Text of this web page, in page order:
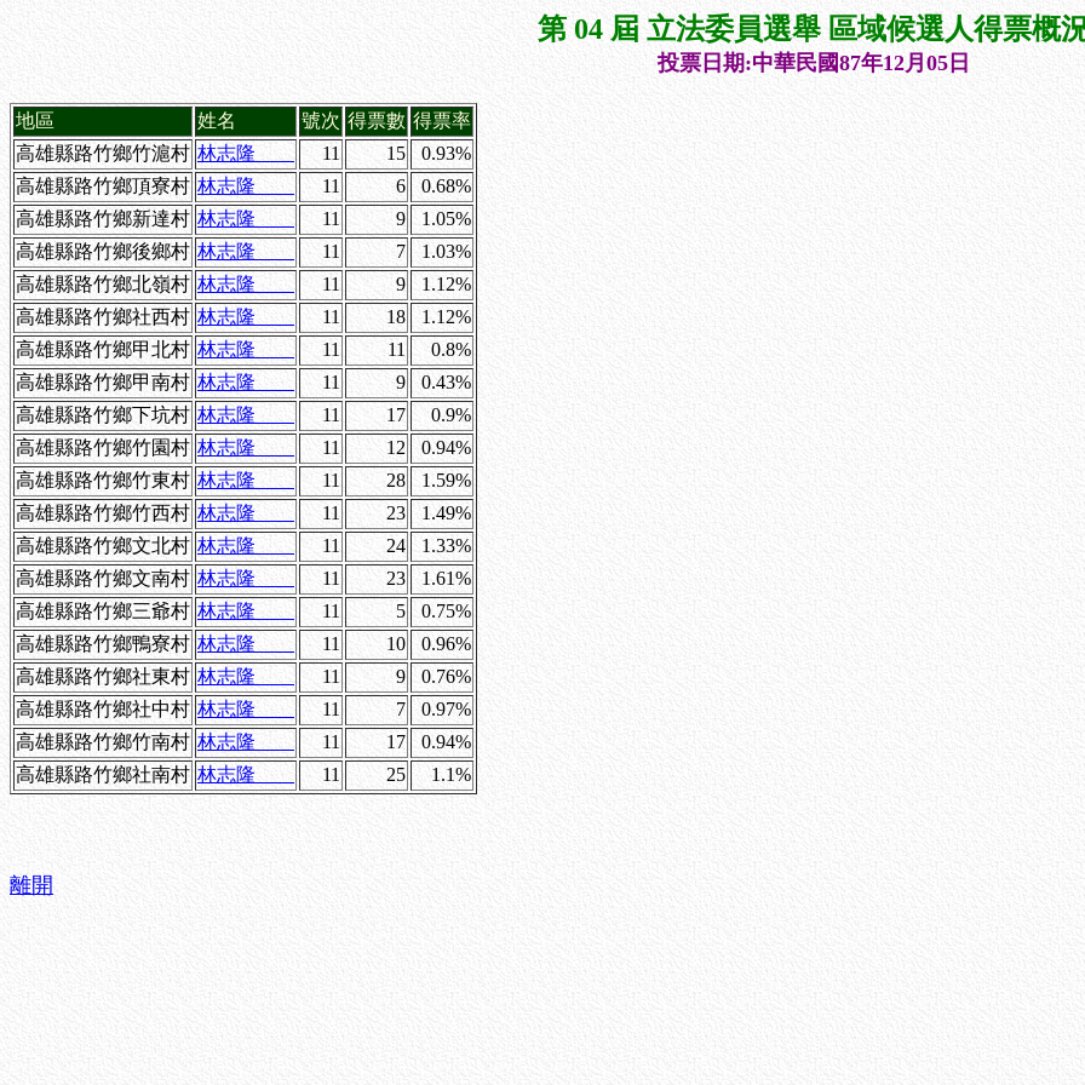
第 04 屆 立法委員選舉 區域候選人得票概
投票日期:中華民國87年12月05日
地區 姓名 號次 得票數 得票率
高雄縣路竹鄉竹滬村 林志隆 11 15
0.93%
高雄縣路竹鄉頂寮村 林志隆 11 6
0.68%
高雄縣路竹鄉新達村 林志隆 11 9
1.05%
高雄縣路竹鄉後鄉村 林志隆 11 7
1.03%
高雄縣路竹鄉北嶺村 林志隆 11 9
1.12%
高雄縣路竹鄉社西村 林志隆 11 18
1.12%
高雄縣路竹鄉甲北村 林志隆 11 11
0.8%
高雄縣路竹鄉甲南村 林志隆 11 9
0.43%
高雄縣路竹鄉下坑村 林志隆 11 17
0.9%
高雄縣路竹鄉竹園村 林志隆 11 12
0.94%
高雄縣路竹鄉竹東村 林志隆 11 28
1.59%
高雄縣路竹鄉竹西村 林志隆 11 23
1.49%
高雄縣路竹鄉文北村 林志隆 11 24
1.33%
高雄縣路竹鄉文南村 林志隆 11 23
1.61%
高雄縣路竹鄉三爺村 林志隆 11 5
0.75%
高雄縣路竹鄉鴨寮村 林志隆 11 10
0.96%
高雄縣路竹鄉社東村 林志隆 11 9
0.76%
高雄縣路竹鄉社中村 林志隆 11 7
0.97%
高雄縣路竹鄉竹南村 林志隆 11 17
0.94%
高雄縣路竹鄉社南村 林志隆 11 25 1.1%
離開